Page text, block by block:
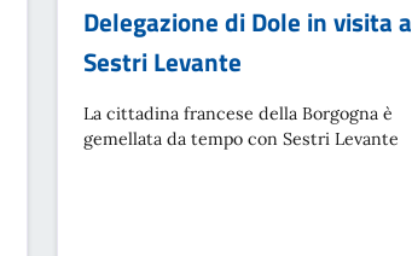
Delegazione di Dole in visita a
Sestri Levante
La cittadina francese della Borgogna è
gemellata da tempo con Sestri Levante